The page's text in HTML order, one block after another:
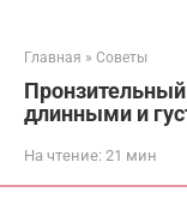
Главная » Советы
длинными и
На чтение: 21 мин